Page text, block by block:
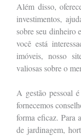
Além disso,
investimentos,
sobre seu dinheiro
você está
imóveis, nosso
valiosas sobre o
A gestão pessoal
fornecemos
forma eficaz. Para
de jardinagem,